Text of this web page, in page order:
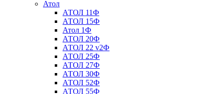
Атол
АТОЛ 11Ф
АТОЛ 15Ф
Атол 1Ф
АТОЛ 20Ф
АТОЛ 22 v2Ф
АТОЛ 25Ф
АТОЛ 27Ф
АТОЛ 30Ф
АТОЛ 52Ф
АТОЛ 55Ф